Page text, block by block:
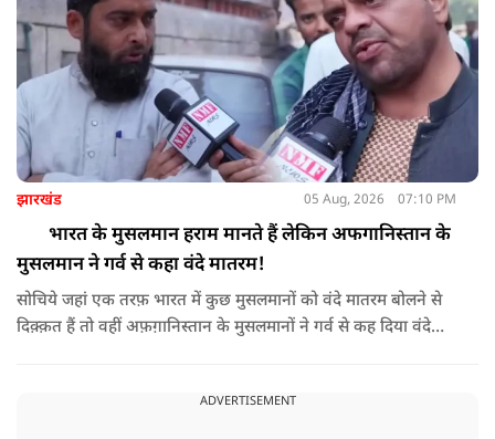
झारखंड 05 Aug, 2026 07:10 PM
भारत के मुसलमान हराम मानते हैं लेकिन अफगानिस्तान के
मुसलमान ने गर्व से कहा वंदे मातरम!
सोचिये जहां एक तरफ़ भारत में कुछ मुसलमानों को वंदे मातरम बोलने से
दिक़्क़त हैं तो वहीं अफ़ग़ानिस्तान के मुसलमानों ने गर्व से कह दिया वंदे
ADVERTISEMENT